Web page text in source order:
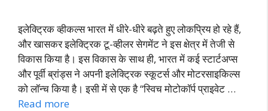
इलेक्ट्रिक व्हीकल्स भारत में धीरे-धीरे बढ़ते हुए लोकप्रिय हो रहे हैं,
और खासकर इलेक्ट्रिक टू-व्हीलर सेगमेंट ने इस क्षेत्र में तेजी से
विकास किया है। इस विकास के साथ ही, भारत में कई स्टार्टअप्स
और पूर्वी ब्रांड्स ने अपनी इलेक्ट्रिक स्कूटर्स और मोटरसाइकिल्स
को लॉन्च किया है। इसी में से एक है “स्विच मोटोकॉर्प प्राइवेट …
Read more